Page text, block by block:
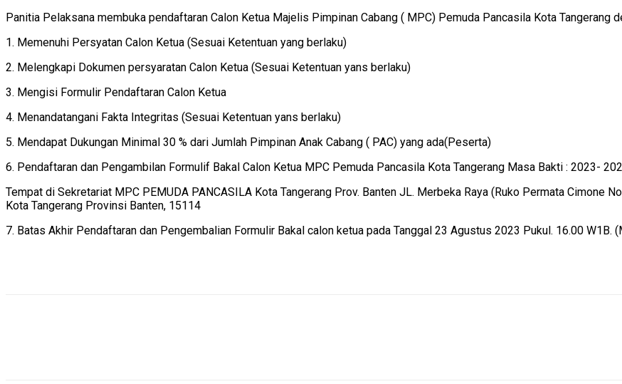
Panitia Pelaksana membuka pendaftaran Calon Ketua Majelis Pimpinan Cabang ( MPC) Pemuda Pancasila Kota Tangerang
1. Memenuhi Persyatan Calon Ketua (Sesuai Ketentuan yang berlaku)
2. Melengkapi Dokumen persyaratan Calon Ketua (Sesuai Ketentuan yans berlaku)
3. Mengisi Formulir Pendaftaran Calon Ketua
4. Menandatangani Fakta Integritas (Sesuai Ketentuan yans berlaku)
5. Mendapat Dukungan Minimal 30 % dari Jumlah Pimpinan Anak Cabang ( PAC) yang ada(Peserta)
6. Pendaftaran dan Pengambilan Formulif Bakal Calon Ketua MPC Pemuda Pancasila Kota Tangerang Masa Bakti : 2023-
Tempat di Sekretariat MPC PEMUDA PANCASILA Kota Tangerang Prov. Banten JL. Merbeka Raya (Ruko Permata Cimone
Kota Tangerang Provinsi Banten, 15114
7. Batas Akhir Pendaftaran dan Pengembalian Formulir Bakal calon ketua pada Tanggal 23 Agustus 2023 Pukul. 16.00 W1B.